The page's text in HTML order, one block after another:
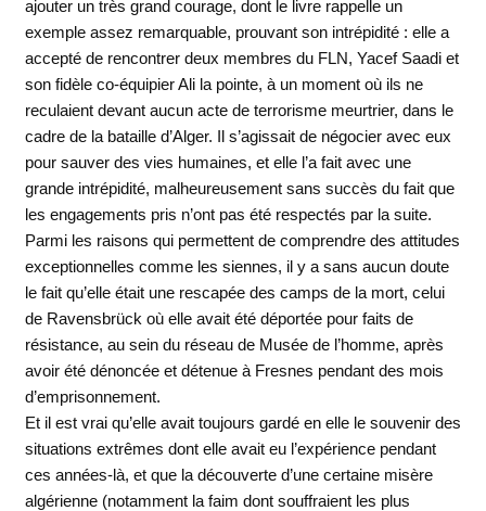
ajouter un très grand courage, dont le livre rappelle un
exemple assez remarquable, prouvant son intrépidité : elle a
accepté de rencontrer deux membres du FLN, Yacef Saadi et
son fidèle co-équipier Ali la pointe, à un moment où ils ne
reculaient devant aucun acte de terrorisme meurtrier, dans le
cadre de la bataille d’Alger. Il s’agissait de négocier avec eux
pour sauver des vies humaines, et elle l’a fait avec une
grande intrépidité, malheureusement sans succès du fait que
les engagements pris n’ont pas été respectés par la suite.
Parmi les raisons qui permettent de comprendre des attitudes
exceptionnelles comme les siennes, il y a sans aucun doute
le fait qu’elle était une rescapée des camps de la mort, celui
de Ravensbrück où elle avait été déportée pour faits de
résistance, au sein du réseau de Musée de l’homme, après
avoir été dénoncée et détenue à Fresnes pendant des mois
d’emprisonnement.
Et il est vrai qu’elle avait toujours gardé en elle le souvenir des
situations extrêmes dont elle avait eu l’expérience pendant
ces années-là, et que la découverte d’une certaine misère
algérienne (notamment la faim dont souffraient les plus